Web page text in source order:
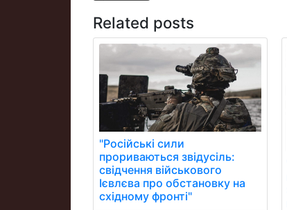
Related posts
"Російські сили
прориваються звідусіль:
свідчення військового
Ієвлєва про обстановку на
східному фронті"